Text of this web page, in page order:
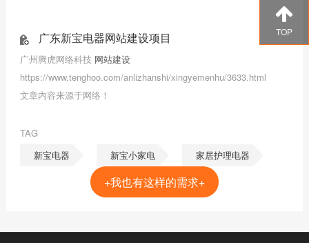
TOP
广东新宝电器网站建设项目
广州腾虎网络科技 网站建设
https://www.tenghoo.com/anlizhanshi/xingyemenhu/3633.html
文章内容来源于网络！
TAG
新宝电器
新宝小家电 家居护理电器
+我也有这样的需求+